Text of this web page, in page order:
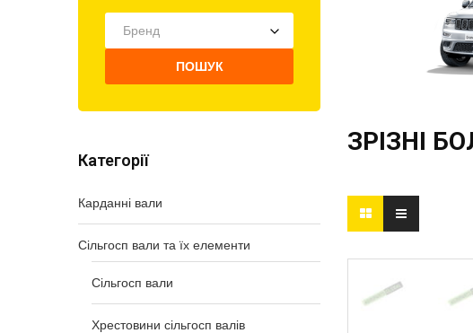
Бренд
ПОШУК
Категорії
Карданні вали
Сільгосп вали та їх елементи
Сільгосп вали
Хрестовини сільгосп валів
ЗРІЗНІ